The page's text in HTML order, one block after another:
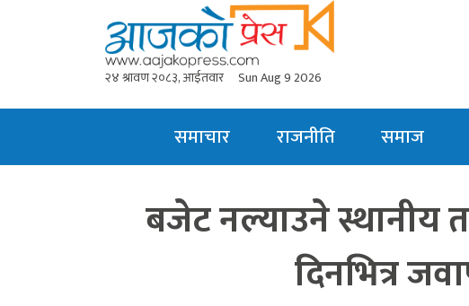
२४ श्रावण २०८३, आईतवार Sun Aug 9 2026
समाचार राजनीति समाज
बजेट नल्याउने स्थानीय
दिनभित्र